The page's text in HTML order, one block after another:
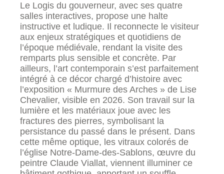
Le Logis du gouverneur, avec ses quatre
salles interactives, propose une halte
instructive et ludique. Il reconnecte le visiteur
aux enjeux stratégiques et quotidiens de
l’époque médiévale, rendant la visite des
remparts plus sensible et concrète. Par
ailleurs, l’art contemporain s’est parfaitement
intégré à ce décor chargé d’histoire avec
l’exposition « Murmure des Arches » de Lise
Chevalier, visible en 2026. Son travail sur la
lumière et les matériaux joue avec les
fractures des pierres, symbolisant la
persistance du passé dans le présent. Dans
cette même optique, les vitraux colorés de
l’église Notre-Dame-des-Sablons, œuvre du
peintre Claude Viallat, viennent illuminer ce